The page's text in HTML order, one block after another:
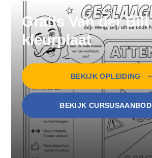
Gratis Van der Bilt
kleurplaat
BEKIJK OPLEIDING
BEKIJK CURSUSAANBOD